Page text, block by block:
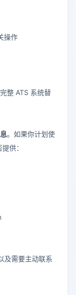
操作
整 ATS 系统替
。如果你计划使
供：
及需要主动联系